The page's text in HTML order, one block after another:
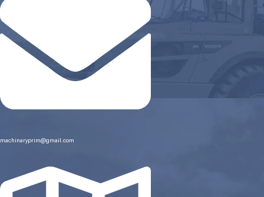
machinaryprim@gmail.com